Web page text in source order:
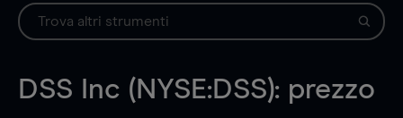
DSS Inc (NYSE:DSS): prezzo